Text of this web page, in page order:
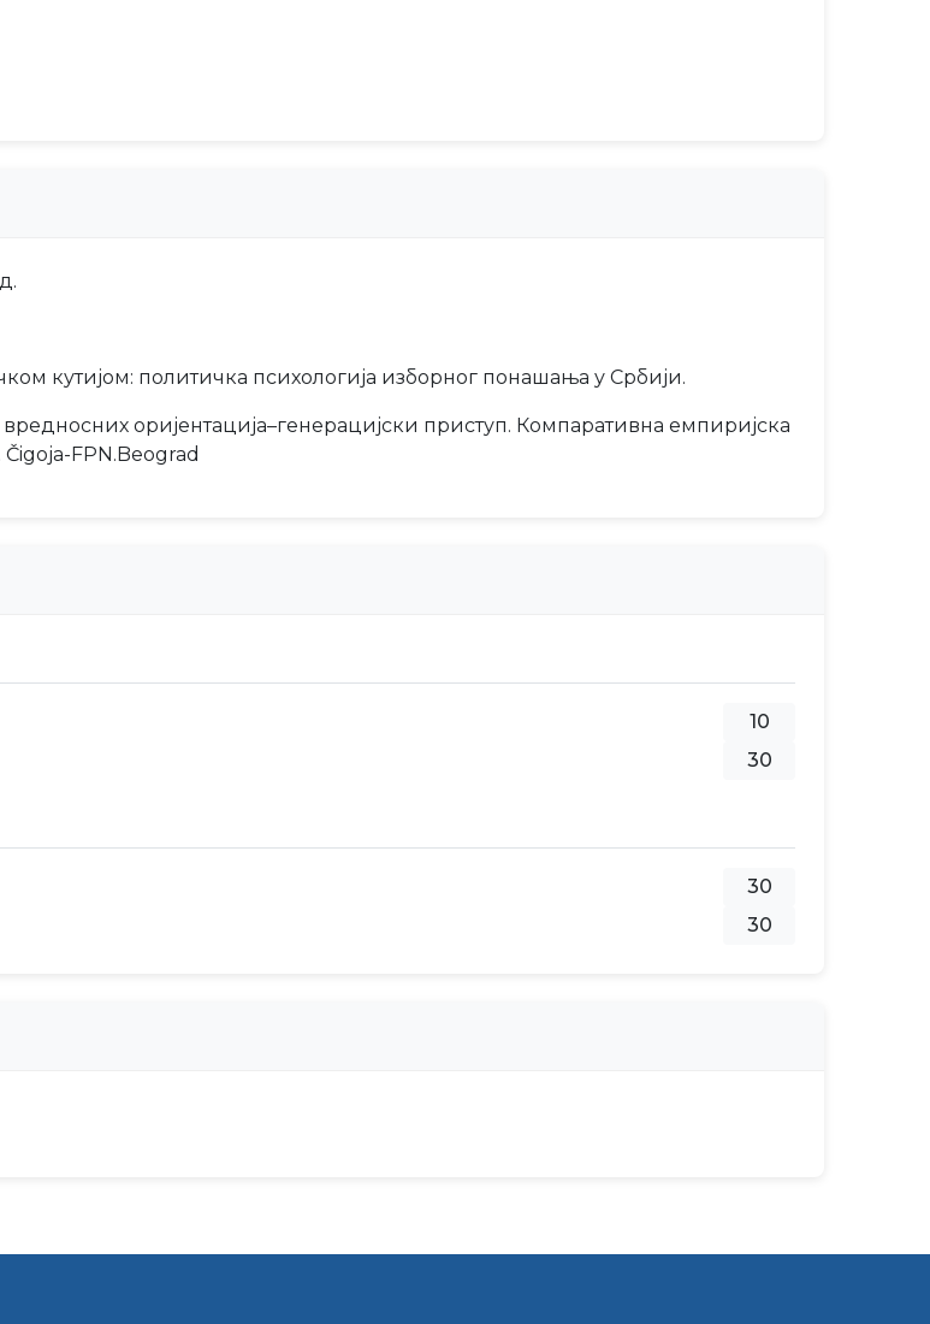
кутијом: политичка психологија изборног понашања у Србији.
оријентација–генерацијски приступ. Компаративна емпиријска
FPN.Beograd
10
30
30
30